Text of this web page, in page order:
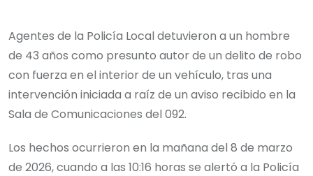
Agentes de la Policía Local detuvieron a un hombre
de 43 años como presunto autor de un delito de robo
con fuerza en el interior de un vehículo, tras una
intervención iniciada a raíz de un aviso recibido en la
Sala de Comunicaciones del 092.
Los hechos ocurrieron en la mañana del 8 de marzo
de 2026, cuando a las 10:16 horas se alertó a la Policía